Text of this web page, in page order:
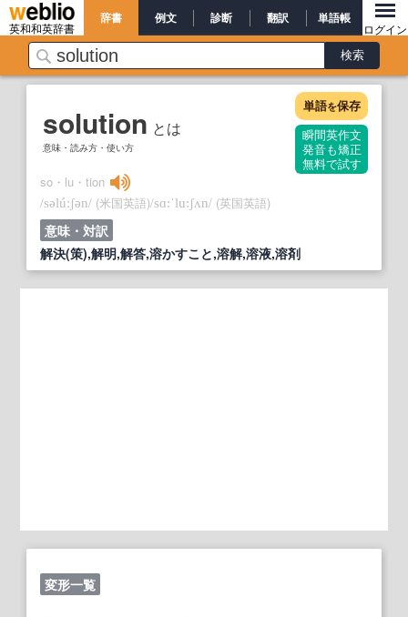
英和和英辞書
辞書 例文 診断 翻訳 単語帳
ログイン
solution とは
意味・読み方・使い方
単語を保存
瞬間英作文
発音も矯正
無料で試す
so・lu・tion
/səlúːʃən/ (米国英語)/sɑ:ˈlu:ʃʌn/ (英国英語)
意味・対訳
解決(策),解明,解答,溶かすこと,溶解,溶液,溶剤
変形一覧